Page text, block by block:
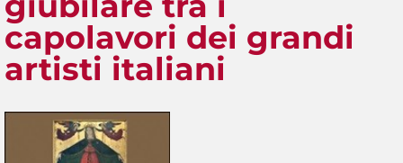
capolavori dei grandi
artisti italiani